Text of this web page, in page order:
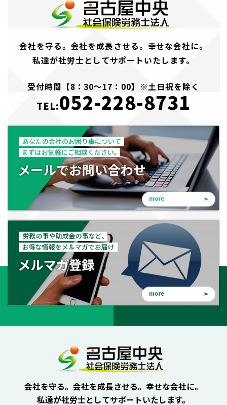
会社を守る。会社を成長させる。幸せな会社に。
私達が社労士としてサポートいたします。
受付時間【8：30～17：00】※土日祝を除く
TEL:052-228-8731
会社を守る。会社を成長させる。幸せな会社に。
私達が社労士としてサポートいたします。